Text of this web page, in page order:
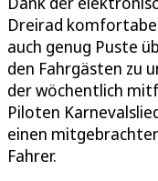
Dreirad
auch genug Puste
den Fahrgästen zu
der wöchentlich
Piloten
einen
Fahrer.